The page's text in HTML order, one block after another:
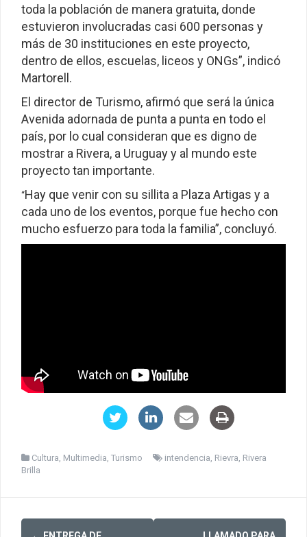
toda la población de manera gratuita, donde
estuvieron involucradas casi 600 personas y
más de 30 instituciones en este proyecto,
dentro de ellos, escuelas, liceos y ONGs”, indicó
Martorell.
El director de Turismo, afirmó que será la única
Avenida adornada de punta a punta en todo el
país, por lo cual consideran que es digno de
mostrar a Rivera, a Uruguay y al mundo este
proyecto tan importante.
“Hay que venir con su sillita a Plaza Artigas y a
cada uno de los eventos, porque fue hecho con
mucho esfuerzo para toda la familia”, concluyó.
Cultura Multimedia Turismo intendencia Rievra Rivera
Brilla
Post